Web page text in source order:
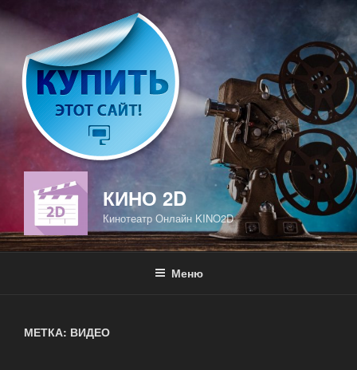
к
содержимому
КИНО 2D
Кинотеатр Онлайн KINO2D
Меню
МЕТКА: ВИДЕО